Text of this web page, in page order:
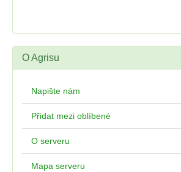
O Agrisu
Napište nám
Přidat mezi oblíbené
O serveru
Mapa serveru